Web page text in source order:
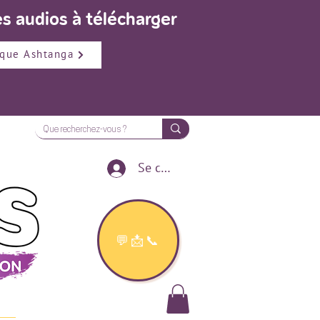
audios à télécharger
Ashtanga
Se connecter
💬📩📞